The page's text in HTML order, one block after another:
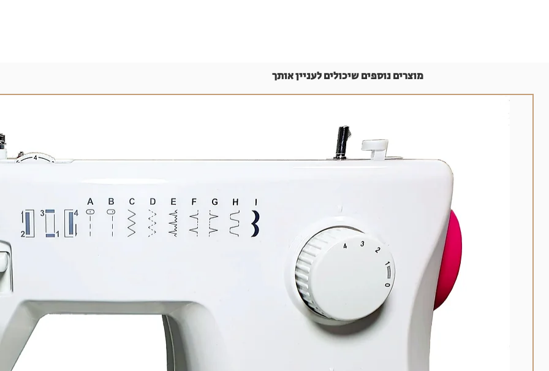
מוצרים נוספים שיכולים לעניין אותך